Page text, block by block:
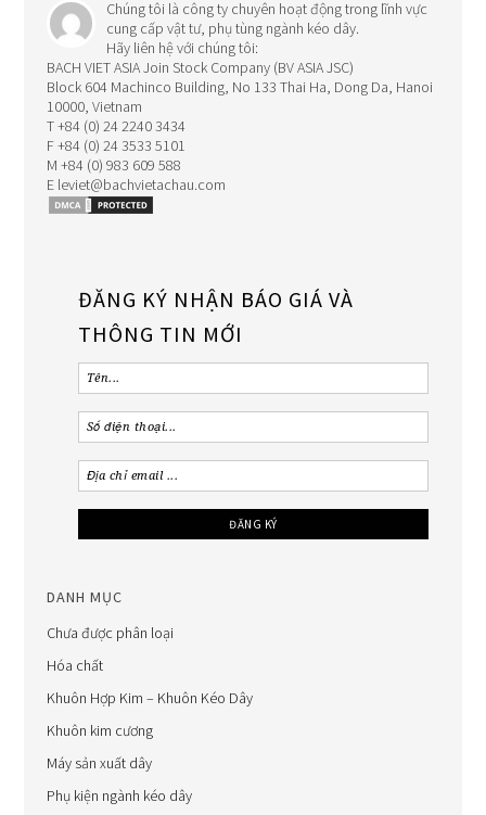
Chúng tôi là công ty chuyên hoạt động trong lĩnh vực
cung cấp vật tư, phụ tùng ngành kéo dây.
Hãy liên hệ với chúng tôi:
BACH VIET ASIA Join Stock Company (BV ASIA JSC)
Block 604 Machinco Building, No 133 Thai Ha, Dong Da, Hanoi
10000, Vietnam
T +84 (0) 24 2240 3434
F +84 (0) 24 3533 5101
M +84 (0) 983 609 588
E leviet@bachvietachau.com
ĐĂNG KÝ NHẬN BÁO GIÁ VÀ
THÔNG TIN MỚI
DANH MỤC
Chưa được phân loại
Hóa chất
Khuôn Hợp Kim – Khuôn Kéo Dây
Khuôn kim cương
Máy sản xuất dây
Phụ kiện ngành kéo dây